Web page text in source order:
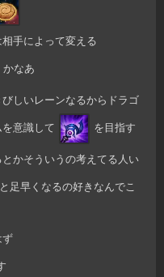
手によって変える
かなあ
しいレーンなるからドラゴ
意識して
を目指す
かそういうの考えてる人い
足早くなるの好きなんでこ